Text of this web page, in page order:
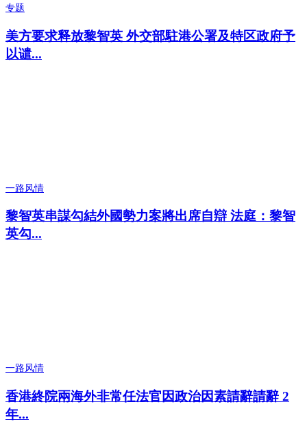
专题
美方要求释放黎智英 外交部駐港公署及特区政府予
以谴...
一路风情
黎智英串謀勾結外國勢力案將出席自辯 法庭：黎智
英勾...
一路风情
香港終院兩海外非常任法官因政治因素請辭請辭 2
年...